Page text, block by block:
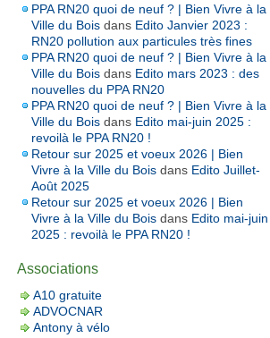
PPA RN20 quoi de neuf ? | Bien Vivre à la
Ville du Bois dans Edito Janvier 2023 :
RN20 pollution aux particules très fines
PPA RN20 quoi de neuf ? | Bien Vivre à la
Ville du Bois dans Edito mars 2023 : des
nouvelles du PPA RN20
PPA RN20 quoi de neuf ? | Bien Vivre à la
Ville du Bois dans Edito mai-juin 2025 :
revoilà le PPA RN20 !
Retour sur 2025 et voeux 2026 | Bien
Vivre à la Ville du Bois dans Edito Juillet-
Août 2025
Retour sur 2025 et voeux 2026 | Bien
Vivre à la Ville du Bois dans Edito mai-juin
2025 : revoilà le PPA RN20 !
Associations
A10 gratuite
ADVOCNAR
Antony à vélo